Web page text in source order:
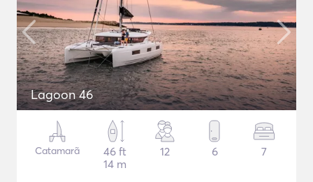
Lagoon 46
Catamarã
46 ft
14 m
12 6 7